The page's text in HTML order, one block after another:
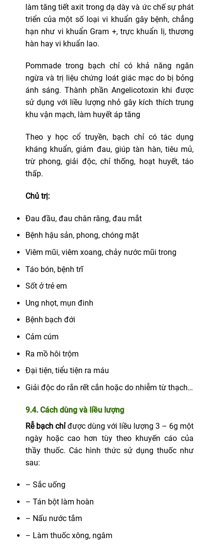
làm tăng tiết axit trong dạ dày và ức chế sự phát
triển của một số loại vi khuẩn gây bệnh, chẳng
hạn như vi khuẩn Gram +, trực khuẩn lị, thương
hàn hay vi khuẩn lao.
Pommade trong bạch chỉ có khả năng ngăn
ngừa và trị liệu chứng loát giác mạc do bị bỏng
ánh sáng. Thành phần Angelicotoxin khi được
sử dụng với liều lượng nhỏ gây kích thích trung
khu vận mạch, làm huyết áp tăng
Theo y học cổ truyền, bạch chỉ có tác dụng
kháng khuẩn, giảm đau, giúp tàn hàn, tiêu mủ,
trừ phong, giải độc, chỉ thống, hoạt huyết, táo
thấp.
Chủ trị:
Đau đầu, đau chân răng, đau mắt
Bệnh hậu sản, phong, chóng mặt
Viêm mũi, viêm xoang, chảy nước mũi trong
Táo bón, bệnh trĩ
Sốt ở trẻ em
Ung nhọt, mụn đinh
Bệnh bạch đới
Cảm cúm
Ra mồ hôi trộm
Đại tiện, tiểu tiện ra máu
Giải độc do rắn rết cắn hoặc do nhiễm từ thạch…
9.4. Cách dùng và liều lượng
Rễ bạch chỉđược dùng với liều lượng 3 – 6g một
ngày hoặc cao hơn tùy theo khuyến cáo của
thầy thuốc. Các hình thức sử dụng thuốc như
sau:
– Sắc uống
– Tán bột làm hoàn
– Nấu nước tắm
– Làm thuốc xông, ngâm